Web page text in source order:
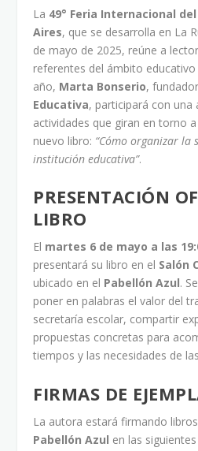
La 49° Feria Internacional
Aires, que se desarrolla en La
de mayo de 2025, reúne a
referentes del ámbito
año, Marta Bonserio,
Educativa, participará con una
actividades que giran en torno
nuevo libro: “Cómo organizar la
institución educativa”.
PRESENTACIÓN
LIBRO
El martes 6 de mayo a las
presentará su libro en el Salón
ubicado en el Pabellón Azul.
poner en palabras el valor del
secretaría escolar, compartir
propuestas concretas para
tiempos y las necesidades de
FIRMAS DE
La autora estará firmando
Pabellón Azul en las